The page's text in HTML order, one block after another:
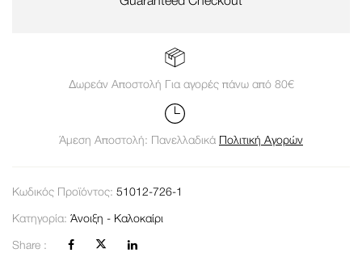
Δωρεάν Αποστολή Για αγορές πάνω από 80€
Άμεση Αποστολή: Πανελλαδικά Πολιτική Αγορών
Κωδικός Προϊόντος: 51012-726-1
Κατηγορία: Άνοιξη - Καλοκαίρι
Share :